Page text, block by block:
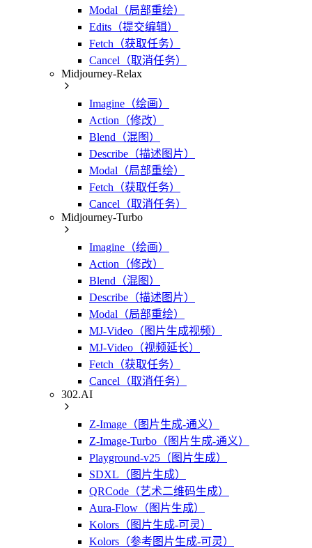
Modal（局部重绘）
Edits（提交编辑）
Fetch（获取任务）
Cancel（取消任务）
Midjourney-Relax
Imagine（绘画）
Action（修改）
Blend（混图）
Describe（描述图片）
Modal（局部重绘）
Fetch（获取任务）
Cancel（取消任务）
Midjourney-Turbo
Imagine（绘画）
Action（修改）
Blend（混图）
Describe（描述图片）
Modal（局部重绘）
MJ-Video（图片生成视频）
MJ-Video（视频延长）
Fetch（获取任务）
Cancel（取消任务）
302.AI
Z-Image（图片生成-通义）
Z-Image-Turbo（图片生成-通义）
Playground-v25（图片生成）
SDXL（图片生成）
QRCode（艺术二维码生成）
Aura-Flow（图片生成）
Kolors（图片生成-可灵）
Kolors（参考图片生成-可灵）